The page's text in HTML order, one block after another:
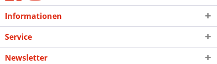
Informationen
Service
Newsletter